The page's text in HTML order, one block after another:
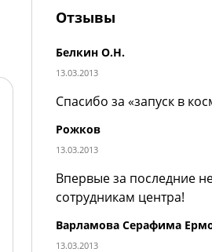
Отзывы
Белкин О.Н.
13.03.2013
Спасибо за «запуск в
Рожков
13.03.2013
Впервые за последние
сотрудникам центра!
Варламова Серафима
13.03.2013